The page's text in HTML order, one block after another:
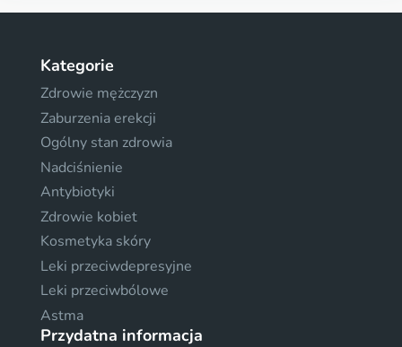
Kategorie
Zdrowie mężczyzn
Zaburzenia erekcji
Ogólny stan zdrowia
Nadciśnienie
Antybiotyki
Zdrowie kobiet
Kosmetyka skóry
Leki przeciwdepresyjne
Leki przeciwbólowe
Astma
Przydatna informacja